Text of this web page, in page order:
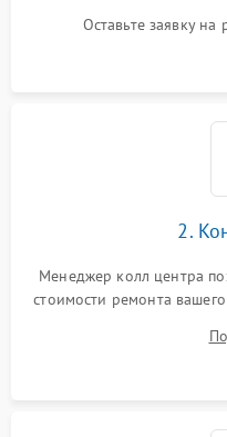
Оставьте заявку
2.
Менеджер колл центра
стоимости ремонта